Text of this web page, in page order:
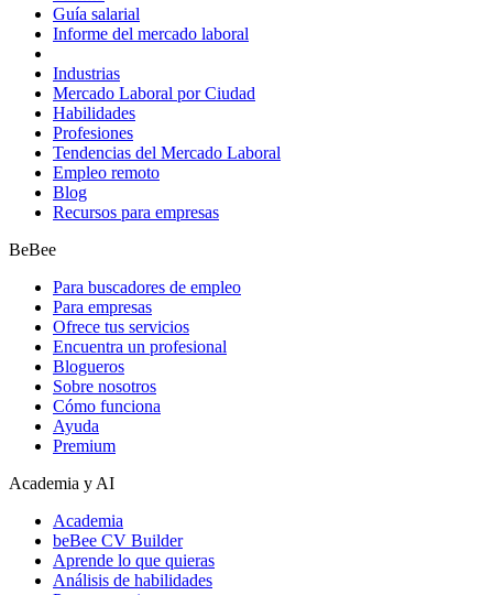
Guía salarial
Informe del mercado laboral
Industrias
Mercado Laboral por Ciudad
Habilidades
Profesiones
Tendencias del Mercado Laboral
Empleo remoto
Blog
Recursos para empresas
BeBee
Para buscadores de empleo
Para empresas
Ofrece tus servicios
Encuentra un profesional
Blogueros
Sobre nosotros
Cómo funciona
Ayuda
Premium
Academia y AI
Academia
beBee CV Builder
Aprende lo que quieras
Análisis de habilidades